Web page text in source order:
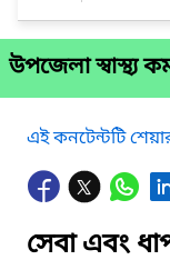
উপজেলা স্বাস্থ্য
এই কনটেন্টটি
সেবা এবং